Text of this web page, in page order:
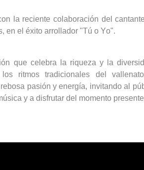
la reciente colaboración del
en el éxito arrollador "Tú o Yo".
que celebra la riqueza y la
los ritmos tradicionales del
pasión y energía, invitando al
y a disfrutar del momento